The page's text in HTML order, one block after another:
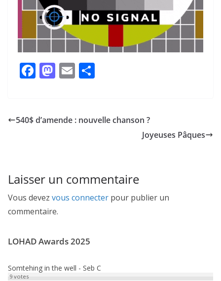
F
b
M
d
E
l g
540$ d’amende : nouvelle chanson ?
Joyeuses Pâques
Laisser un commentaire
Vous devez vous connecter pour publier un
commentaire.
LOHAD Awards 2025
Somtehing in the well - Seb C
9votes